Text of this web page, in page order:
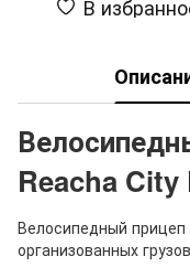
В
Reacha
Велосипедный
организованных